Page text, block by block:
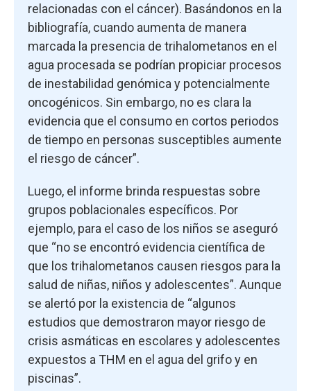
relacionadas con el cáncer). Basándonos en la
bibliografía, cuando aumenta de manera
marcada la presencia de trihalometanos en el
agua procesada se podrían propiciar procesos
de inestabilidad genómica y potencialmente
oncogénicos. Sin embargo, no es clara la
evidencia que el consumo en cortos periodos
de tiempo en personas susceptibles aumente
el riesgo de cáncer”.
Luego, el informe brinda respuestas sobre
grupos poblacionales específicos. Por
ejemplo, para el caso de los niños se aseguró
que “no se encontró evidencia científica de
que los trihalometanos causen riesgos para la
salud de niñas, niños y adolescentes”. Aunque
se alertó por la existencia de “algunos
estudios que demostraron mayor riesgo de
crisis asmáticas en escolares y adolescentes
expuestos a THM en el agua del grifo y en
piscinas”.